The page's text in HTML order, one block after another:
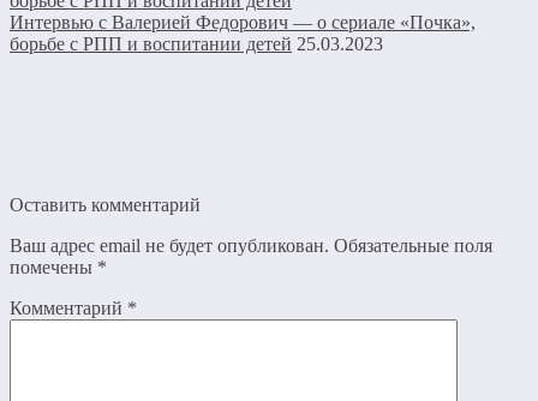
Интервью с Валерией Федорович — о сериале «Почка»,
борьбе с РПП и воспитании детей 25.03.2023
Оставить комментарий
Ваш адрес email не будет опубликован. Обязательные поля
помечены *
Комментарий *